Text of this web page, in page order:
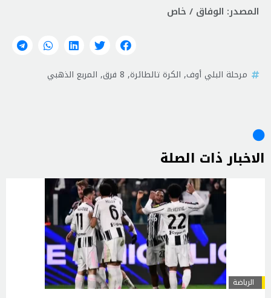
المصدر: الوفاق / خاص
مرحلة البلي أوف, الكرة تالطائرة, 8 فرق , المربع الذهبي
الاخبار ذات الصلة
الرياضة